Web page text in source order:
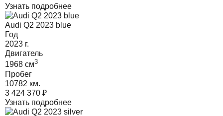
Узнать подробнее
Audi Q2 2023 blue
Год
2023 г.
Двигатель
1968 cм3
Пробег
10782 км.
3 424 370 ₽
Узнать подробнее